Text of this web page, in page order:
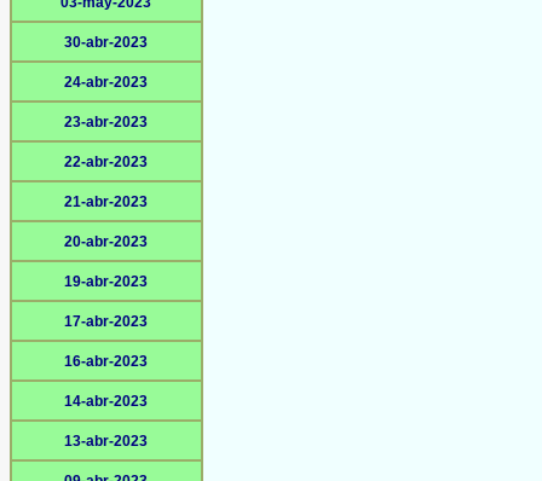
30-abr-2023
24-abr-2023
23-abr-2023
22-abr-2023
21-abr-2023
20-abr-2023
19-abr-2023
17-abr-2023
16-abr-2023
14-abr-2023
13-abr-2023